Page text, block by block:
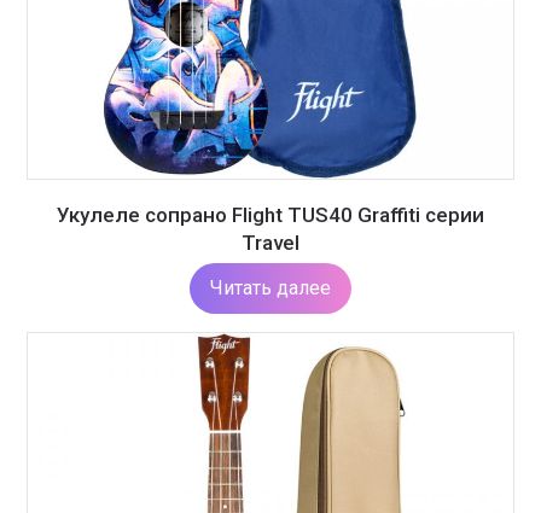
Укулеле сопрано Flight TUS40 Graffiti серии
Travel
Читать далее